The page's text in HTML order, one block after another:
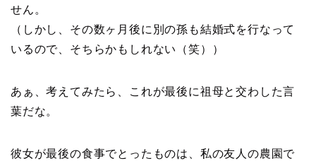
せん。
（しかし、その数ヶ月後に別の孫も結婚式を行なって
いるので、そちらかもしれない（笑））
あぁ、考えてみたら、これが最後に祖母と交わした言
葉だな。
彼女が最後の食事でとったものは、私の友人の農園で